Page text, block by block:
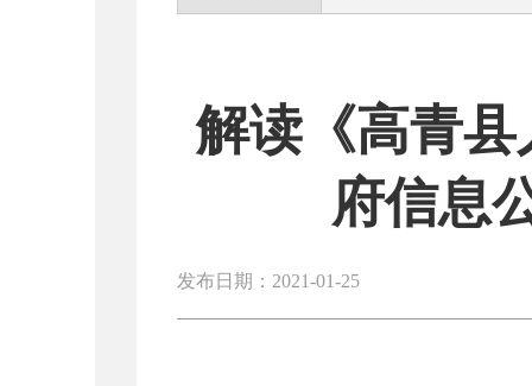
解读《高青
府信息
发布日期：2021-01-25